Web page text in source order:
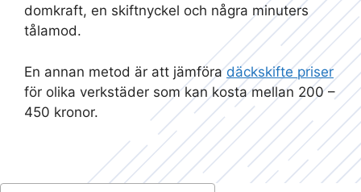
domkraft, en skiftnyckel och några minuters
tålamod.
En annan metod är att jämföradäckskifte priser
för olika verkstäder som kan kosta mellan 200 –
450 kronor.